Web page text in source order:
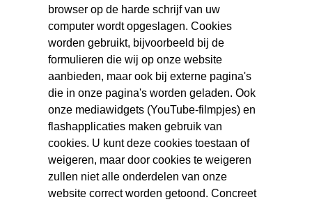
browser op de harde schrijf van uw
computer wordt opgeslagen. Cookies
worden gebruikt, bijvoorbeeld bij de
formulieren die wij op onze website
aanbieden, maar ook bij externe pagina's
die in onze pagina's worden geladen. Ook
onze mediawidgets (YouTube-filmpjes) en
flashapplicaties maken gebruik van
cookies. U kunt deze cookies toestaan of
weigeren, maar door cookies te weigeren
zullen niet alle onderdelen van onze
website correct worden getoond. Concreet